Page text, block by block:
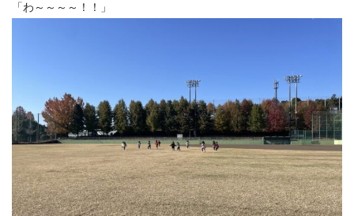
「わ～～～～！！」